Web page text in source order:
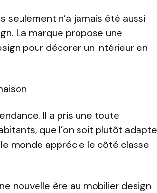
seulement n’a jamais été aussi
La marque propose une
pour décorer un intérieur en
Il a pris une toute
que l’on soit plutôt adapte
monde apprécie le côté classe
nouvelle ère au mobilier design